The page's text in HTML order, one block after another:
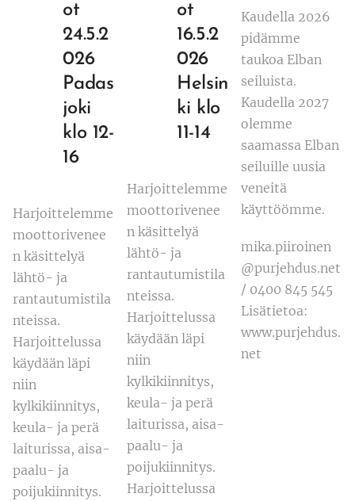
ot
24.5.2
026
Padas
joki
klo 12-
16
Harjoittelemme
moottorivenee
n käsittelyä
lähtö- ja
rantautumistila
nteissa.
Harjoittelussa
käydään läpi
niin
kylkikiinnitys,
keula- ja perä
laiturissa, aisa-
paalu- ja
poijukiinnitys.
ot
16.5.2
026
Helsin
ki klo
11-14
Harjoittelemme
moottorivenee
n käsittelyä
lähtö- ja
rantautumistila
nteissa.
Harjoittelussa
käydään läpi
niin
kylkikiinnitys,
keula- ja perä
laiturissa, aisa-
paalu- ja
poijukiinnitys.
Harjoittelussa
Kaudella 2026
pidämme
taukoa Elban
seiluista.
Kaudella 2027
olemme
saamassa Elban
seiluille uusia
veneitä
käyttöömme.
mika.piiroinen
@purjehdus.net
/ 0400 845 545
Lisätietoa:
www.purjehdus.
net